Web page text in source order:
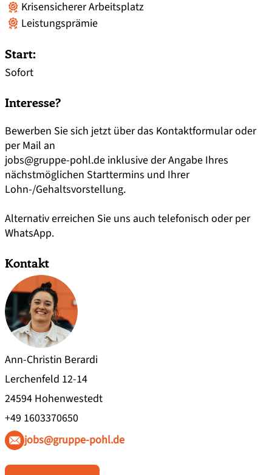
Krisensicherer Arbeitsplatz
Leistungsprämie
Start:
Sofort
Interesse?
Bewerben Sie sich jetzt über das Kontaktformular oder
per Mail an
jobs@gruppe-pohl.de inklusive der Angabe Ihres
nächstmöglichen Starttermins und Ihrer
Lohn-/Gehaltsvorstellung.
Alternativ erreichen Sie uns auch telefonisch oder per
WhatsApp.
Kontakt
Ann-Christin Berardi
Lerchenfeld 12-14
24594 Hohenwestedt
+49 1603370650
jobs@gruppe-pohl.de